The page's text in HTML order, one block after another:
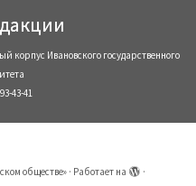
корпус Ивановского государственного
43-41
обществе» · Работает на ·